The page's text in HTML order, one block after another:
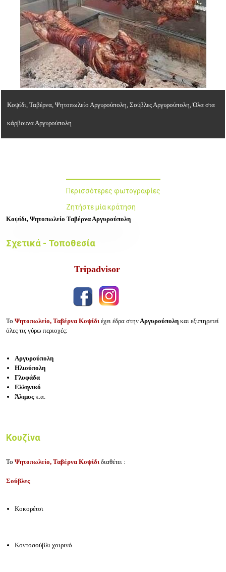
Κοψίδι, Ταβέρνα, Ψητοπωλείο Αργυρούπολη, Σούβλες Αργυρούπολη, Όλα στα
κάρβουνα Αργυρούπολη
Περισσότερες φωτογραφίες
Ζητήστε μία κράτηση
Κοψίδι, Ψητοπωλείο Ταβέρνα Αργυρούπολη
Σχετικά - Τοποθεσία
Tripadvisor
Το Ψητοπωλείο, Ταβέρνα Κοψίδι έχει έδρα στηνΑργυρούπολη και εξυπηρετεί
όλες τις γύρω περιοχές:
Αργυρούπολη
Ηλιούπολη
Γλυφάδα
Ελληνικό
Άλιμοςκ.α.
Κουζίνα
Το Ψητοπωλείο, Ταβέρνα Κοψίδι διαθέτει :
Σούβλες
Κοκορέτσι
Κοντοσούβλι χοιρινό